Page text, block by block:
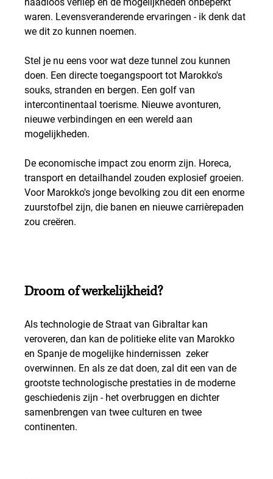
naadloos verliep en de mogelijkheden onbeperkt
waren. Levensveranderende ervaringen - ik denk dat
we dit zo kunnen noemen.
Stel je nu eens voor wat deze tunnel zou kunnen
doen. Een directe toegangspoort tot Marokko's
souks, stranden en bergen. Een golf van
intercontinentaal toerisme. Nieuwe avonturen,
nieuwe verbindingen en een wereld aan
mogelijkheden.
De economische impact zou enorm zijn. Horeca,
transport en detailhandel zouden explosief groeien.
Voor Marokko's jonge bevolking zou dit een enorme
zuurstofbel zijn, die banen en nieuwe carrièrepaden
zou creëren.
Droom of werkelijkheid?
Als technologie de Straat van Gibraltar kan
veroveren, dan kan de politieke elite van Marokko
en Spanje de mogelijke hindernissen  zeker
overwinnen. En als ze dat doen, zal dit een van de
grootste technologische prestaties in de moderne
geschiedenis zijn - het overbruggen en dichter
samenbrengen van twee culturen en twee
continenten.